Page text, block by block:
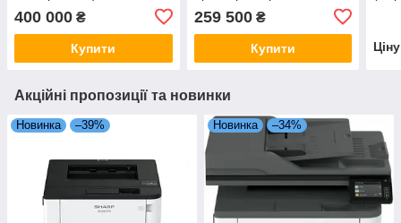
400 000 ₴
Купити
259 500₴
Купити
Акційні пропозиції та новинки
Новинка –39% Новинка –34%